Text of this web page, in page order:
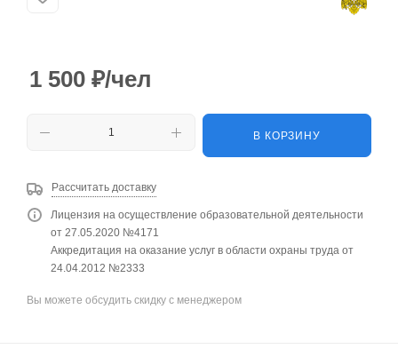
1 500 ₽/чел
В КОРЗИНУ
Рассчитать доставку
Лицензия на осуществление образовательной деятельности
от 27.05.2020 №4171
Аккредитация на оказание услуг в области охраны труда от
24.04.2012 №2333
Вы можете обсудить скидку с менеджером